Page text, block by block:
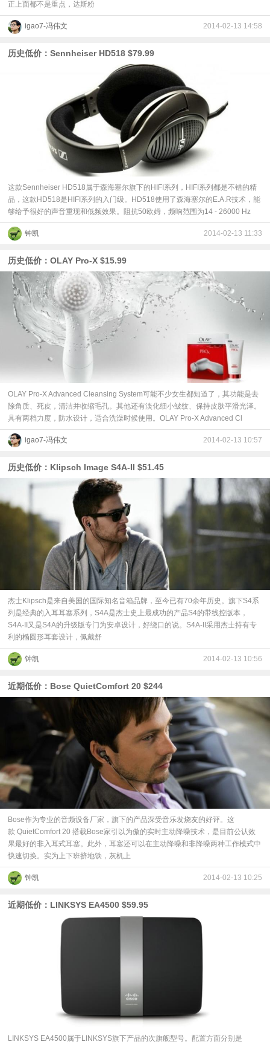
正上面都不是重点，达斯粉
igao7-冯伟文 2014-02-13 14:58
历史低价：Sennheiser HD518 $79.99
这款Sennheiser HD518属于森海塞尔旗下的HIFI系列，HIFI系列都是不错的精
品，这款HD518是HIFI系列的入门级。HD518使用了森海塞尔的E.A.R技术，能
够给予很好的声音重现和低频效果。阻抗50欧姆，频响范围为14 - 26000 Hz
钟凯 2014-02-13 11:33
历史低价：OLAY Pro-X $15.99
OLAY Pro-X Advanced Cleansing System可能不少女生都知道了，其功能是去
除角质、死皮，清洁并收缩毛孔。其他还有淡化细小皱纹、保持皮肤平滑光泽。
具有两档力度，防水设计，适合洗澡时候使用。OLAY Pro-X Advanced Cl
igao7-冯伟文 2014-02-13 10:57
历史低价：Klipsch Image S4A-II $51.45
杰士Klipsch是来自美国的国际知名音箱品牌，至今已有70余年历史。旗下S4系
列是经典的入耳耳塞系列，S4A是杰士史上最成功的产品S4的带线控版本，
S4A-II又是S4A的升级版专门为安卓设计，好绕口的说。S4A-II采用杰士持有专
利的椭圆形耳套设计，佩戴舒
钟凯 2014-02-13 10:56
近期低价：Bose QuietComfort 20 $244
Bose作为专业的音频设备厂家，旗下的产品深受音乐发烧友的好评。这
款 QuietComfort 20 搭载Bose家引以为傲的实时主动降噪技术，是目前公认效
果最好的非入耳式耳塞。此外，耳塞还可以在主动降噪和非降噪两种工作模式中
快速切换。实为上下班挤地铁，灰机上
钟凯 2014-02-13 10:25
近期低价：LINKSYS EA4500 $59.95
LINKSYS EA4500属于LINKSYS旗下产品的次旗舰型号。配置方面分别是